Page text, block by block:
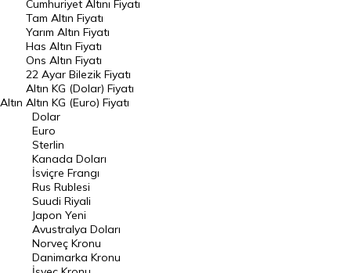
Endeksler
DÖVİZ
Döviz Kuru
Dolar Kuru
Euro Kuru
Pound Kuru
Frank Kuru
Riyal Kuru
Avustralya Doları
Danimarka Kronu Kuru
Kanada Doları Kuru
Altın
Cumhuriyet Altını Fiyatı
Tam Altın Fiyatı
Yarım Altın Fiyatı
Has Altın Fiyatı
Ons Altın Fiyatı
22 Ayar Bilezik Fiyatı
Altın KG (Dolar) Fiyatı
Altın KG (Euro) Fiyatı
Dolar
Euro
Sterlin
Kanada Doları
İsviçre Frangı
Rus Rublesi
Suudi Riyali
Japon Yeni
Avustralya Doları
Norveç Kronu
Danimarka Kronu